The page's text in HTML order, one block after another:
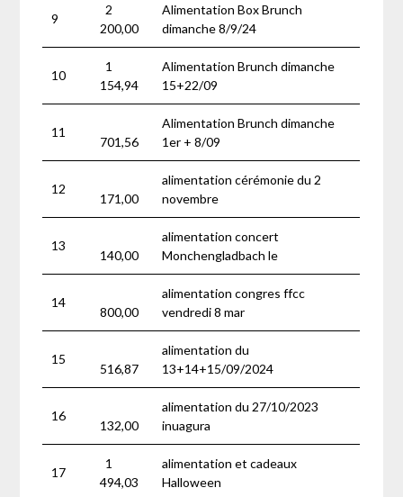
9
2
200,00
Alimentation Box Brunch
dimanche 8/9/24
10
1
154,94
Alimentation Brunch dimanche
15+22/09
11
701,56
Alimentation Brunch dimanche
1er + 8/09
12
171,00
alimentation cérémonie du 2
novembre
13
140,00
alimentation concert
Monchengladbach le
14
800,00
alimentation congres ffcc
vendredi 8 mar
15
516,87
alimentation du
13+14+15/09/2024
16
132,00
alimentation du 27/10/2023
inuagura
17
1
494,03
alimentation et cadeaux
Halloween